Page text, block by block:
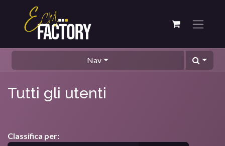
Nav
Tutti gli utenti
Classifica per: